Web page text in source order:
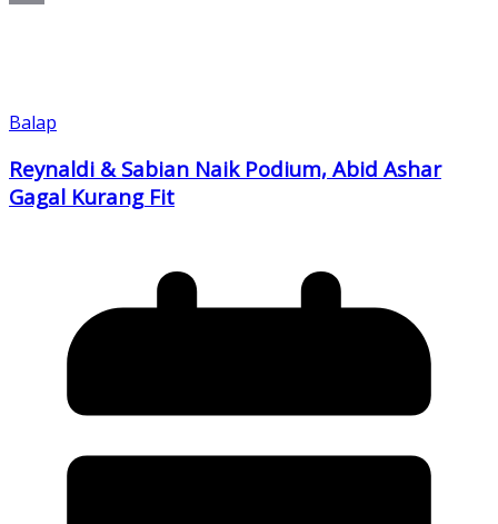
Balap
Reynaldi & Sabian Naik Podium, Abid Ashar
Gagal Kurang Fit